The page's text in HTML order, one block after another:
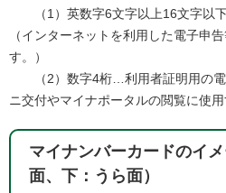
（1）英数字6文字以上16文字以
（インターネットを利用した電子申
す。）
（2）数字4桁…利用者証明用の電
ニ交付やマイナポータルの閲覧に使用
マイナンバーカードのイ
面、下：うら面）